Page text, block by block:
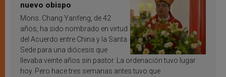
nuevo obispo
Mons. Chang Yanfeng, de 42
años, ha sido nombrado en virtud
del Acuerdo entre China y la Santa
Sede para una diócesis que
llevaba veinte años sin pastor. La ordenación tuvo lugar
hoy. Pero hace tres semanas antes tuvo que